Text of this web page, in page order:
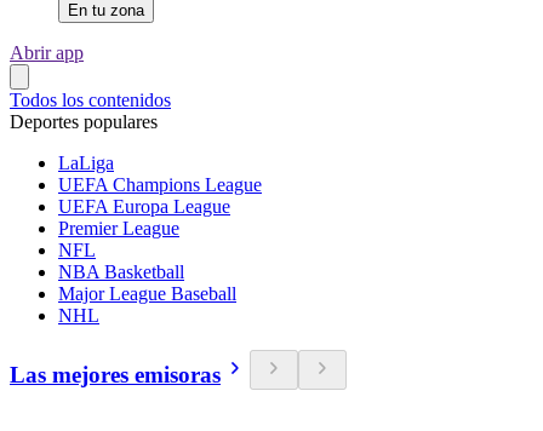
En tu zona
Abrir app
Todos los contenidos
Deportes populares
LaLiga
UEFA Champions League
UEFA Europa League
Premier League
NFL
NBA Basketball
Major League Baseball
NHL
Las mejores emisoras